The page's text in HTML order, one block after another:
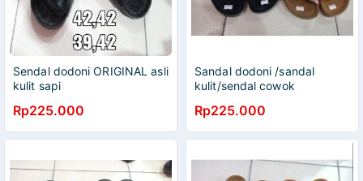
Sendal dodoni ORIGINAL asli
kulit sapi
Rp225.000
Sandal dodoni /sandal
kulit/sendal cowok
Rp225.000